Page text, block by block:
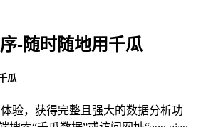
-随时随地用千瓜
瓜
验，获得完整且强大的数据分析功